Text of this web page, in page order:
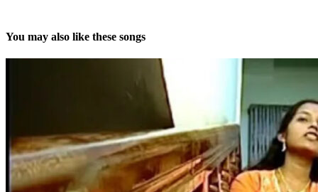
You may also like these songs